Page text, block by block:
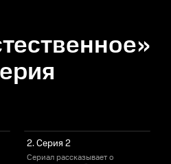
2. Серия 2
Сериал рассказывает о